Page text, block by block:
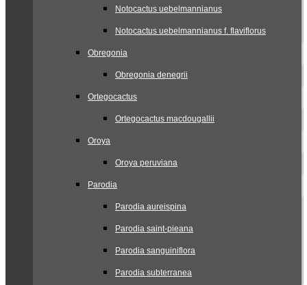
Notocactus uebelmannianus
Notocactus uebelmannianus f. flaviflorus
Obregonia
Obregonia denegrii
Ortegocactus
Ortegocactus macdougallii
Oroya
Oroya peruviana
Parodia
Parodia aureispina
Parodia saint-pieana
Parodia sanguiniflora
Parodia subterranea